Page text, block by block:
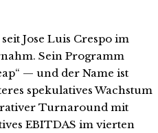
Jose Luis Crespo im
Sein Programm
— und der Name ist
spekulatives Wachstum
Turnaround mit
EBITDAS im vierten